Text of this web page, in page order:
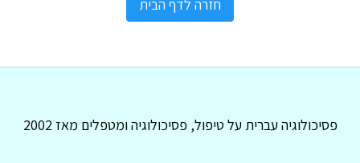
חזרה לדף הבית
פסיכולוגיה עברית על טיפול, פסיכולוגיה ומטפלים מאז 2002